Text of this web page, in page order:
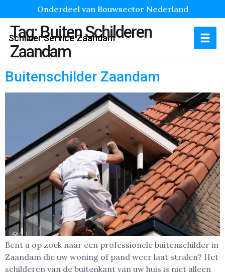
Onderdeel van Bouwsector Nederland
Schilder Service Zaandam
Tag:Buiten Schilderen
Zaandam
Buitenschilder Zaandam
Bent u op zoek naar een professionele buitenschilder in
Zaandam die uw woning of pand weer laat stralen? Het
schilderen van de buitenkant van uw huis is niet alleen